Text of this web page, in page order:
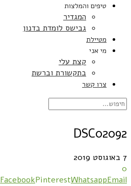
טיפים והמלצות
המגדיר
גבישס לומדת בדנון
מטיילת
מי אני
קצת עלי
בתקשורת וברשת
צרו קשר
DSC02092
7 באוגוסט 2019
0
FacebookPinterestWhatsappEmail